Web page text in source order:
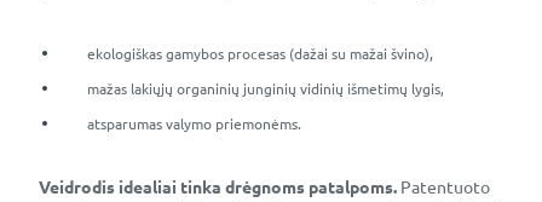
ekologiškas gamybos procesas (dažai su mažai švino),
mažas lakiųjų organinių junginių vidinių išmetimų lygis,
atsparumas valymo priemonėms.
Veidrodis idealiai tinka drėgnoms patalpoms. Patentuoto